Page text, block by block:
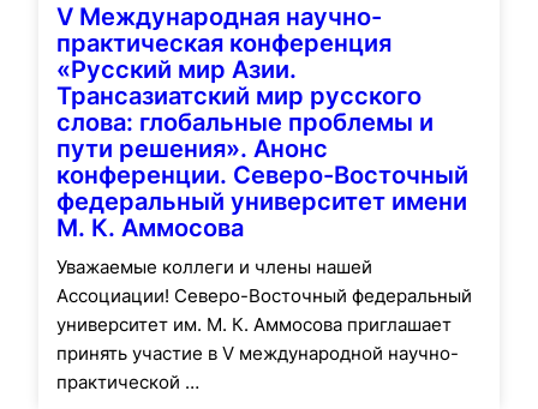
V Международная научно-
практическая конференция
«Русский мир Азии.
Трансазиатский мир русского
слова: глобальные проблемы и
пути решения». Анонс
конференции. Северо-Восточный
федеральный университет имени
М. К. Аммосова
Уважаемые коллеги и члены нашей
Ассоциации! Северо-Восточный федеральный
университет им. М. К. Аммосова приглашает
принять участие в V международной научно-
практической …